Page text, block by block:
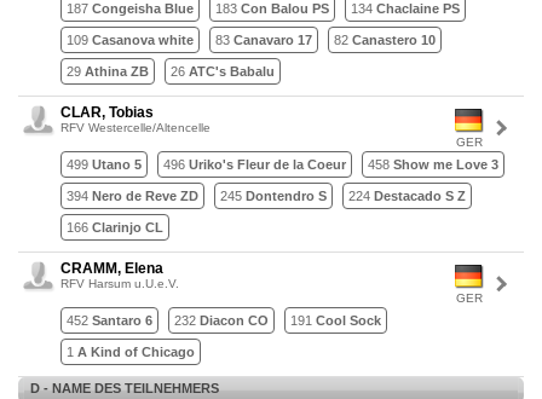
187 Congeisha Blue 183 Con Balou PS 134 Chaclaine PS
109 Casanova white 83 Canavaro 17 82 Canastero 10
29 Athina ZB 26 ATC's Babalu
GER
CLAR, Tobias
RFV Westercelle/Altencelle
499 Utano 5 496 Uriko's Fleur de la Coeur 458 Show me Love 3
394 Nero de Reve ZD 245 Dontendro S 224 Destacado S Z
166 Clarinjo CL
GER
CRAMM, Elena
RFV Harsum u.U.e.V.
452 Santaro 6 232 Diacon CO 191 Cool Sock
1 A Kind of Chicago
D - NAME DES TEILNEHMERS